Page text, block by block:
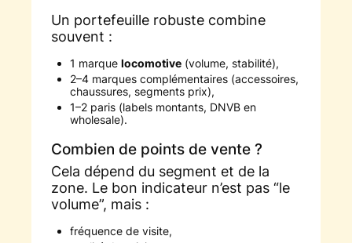
Un portefeuille robuste combine
souvent :
1 marquelocomotive (volume, stabilité),
2–4 marques complémentaires (accessoires,
chaussures, segments prix),
1–2 paris (labels montants, DNVB en
wholesale).
Combien de points de vente ?
Cela dépend du segment et de la
zone. Le bon indicateur n’est pas “le
volume”, mais :
fréquence de visite,